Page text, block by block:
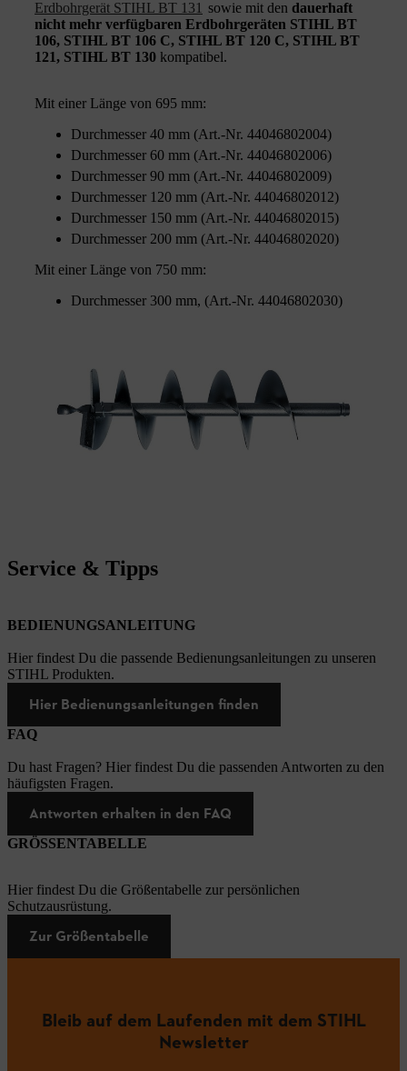
Erdbohrgerät STIHL BT 131 sowie mit den dauerhaft
nicht mehr verfügbaren Erdbohrgeräten STIHL BT
106, STIHL BT 106 C, STIHL BT 120 C, STIHL BT
121, STIHL BT 130 kompatibel.
Mit einer Länge von 695 mm:
Durchmesser 40 mm (Art.-Nr. 44046802004)
Durchmesser 60 mm (Art.-Nr. 44046802006)
Durchmesser 90 mm (Art.-Nr. 44046802009)
Durchmesser 120 mm (Art.-Nr. 44046802012)
Durchmesser 150 mm (Art.-Nr. 44046802015)
Durchmesser 200 mm (Art.-Nr. 44046802020)
Mit einer Länge von 750 mm:
Durchmesser 300 mm, (Art.-Nr. 44046802030)
Service & Tipps
BEDIENUNGSANLEITUNG
Hier findest Du die passende Bedienungsanleitungen zu unseren
STIHL Produkten.
Hier Bedienungsanleitungen finden
FAQ
Du hast Fragen? Hier findest Du die passenden Antworten zu den
häufigsten Fragen.
Antworten erhalten in den FAQ
GRÖSSENTABELLE
Hier findest Du die Größentabelle zur persönlichen
Schutzausrüstung.
Zur Größentabelle
Bleib auf dem Laufenden mit dem STIHL
Newsletter